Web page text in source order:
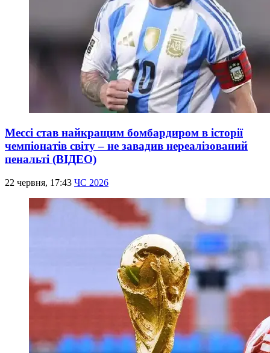
Мессі став найкращим бомбардиром в історії
чемпіонатів світу – не завадив нереалізований
пенальті (ВІДЕО)
22 червня, 17:43 ЧС 2026